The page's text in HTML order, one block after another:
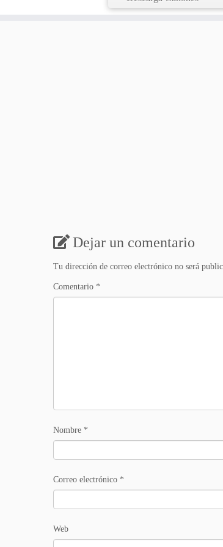
Dejar un comentario
Tu dirección de correo electrónico no será
Comentario *
Nombre *
Correo electrónico *
Web